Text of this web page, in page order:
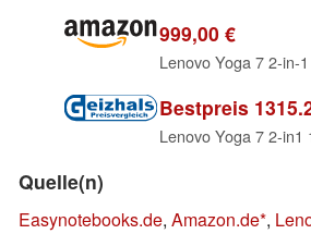
999,00 €
Bestpreis
Quelle(n)
Easynotebooks.de, Amazon.de ,